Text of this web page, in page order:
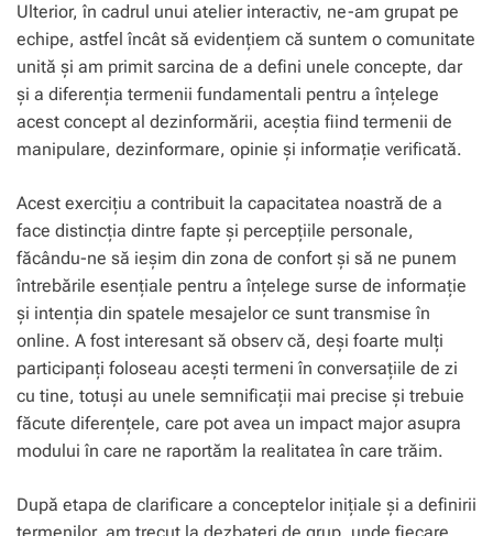
Ulterior, în cadrul unui atelier interactiv, ne-am grupat pe
echipe, astfel încât să evidențiem că suntem o comunitate
unită și am primit sarcina de a defini unele concepte, dar
și a diferenția termenii fundamentali pentru a înțelege
acest concept al dezinformării, aceștia fiind termenii de
manipulare, dezinformare, opinie și informație verificată.
Acest exercițiu a contribuit la capacitatea noastră de a
face distincția dintre fapte și percepțiile personale,
făcându-ne să ieșim din zona de confort și să ne punem
întrebările esențiale pentru a înțelege surse de informație
și intenția din spatele mesajelor ce sunt transmise în
online. A fost interesant să observ că, deși foarte mulți
participanți foloseau acești termeni în conversațiile de zi
cu tine, totuși au unele semnificații mai precise și trebuie
făcute diferențele, care pot avea un impact major asupra
modului în care ne raportăm la realitatea în care trăim.
După etapa de clarificare a conceptelor inițiale și a definirii